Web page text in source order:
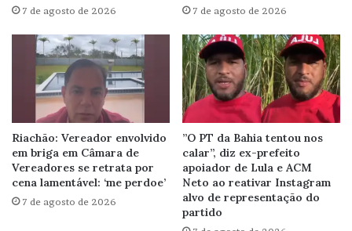
7 de agosto de 2026 7 de agosto de 2026
Riachão: Vereador envolvido
em briga em Câmara de
Vereadores se retrata por
cena lamentável: ‘me perdoe’
7 de agosto de 2026
”O PT da Bahia tentou nos
calar”, diz ex-prefeito
apoiador de Lula e ACM
Neto ao reativar Instagram
alvo de representação do
partido